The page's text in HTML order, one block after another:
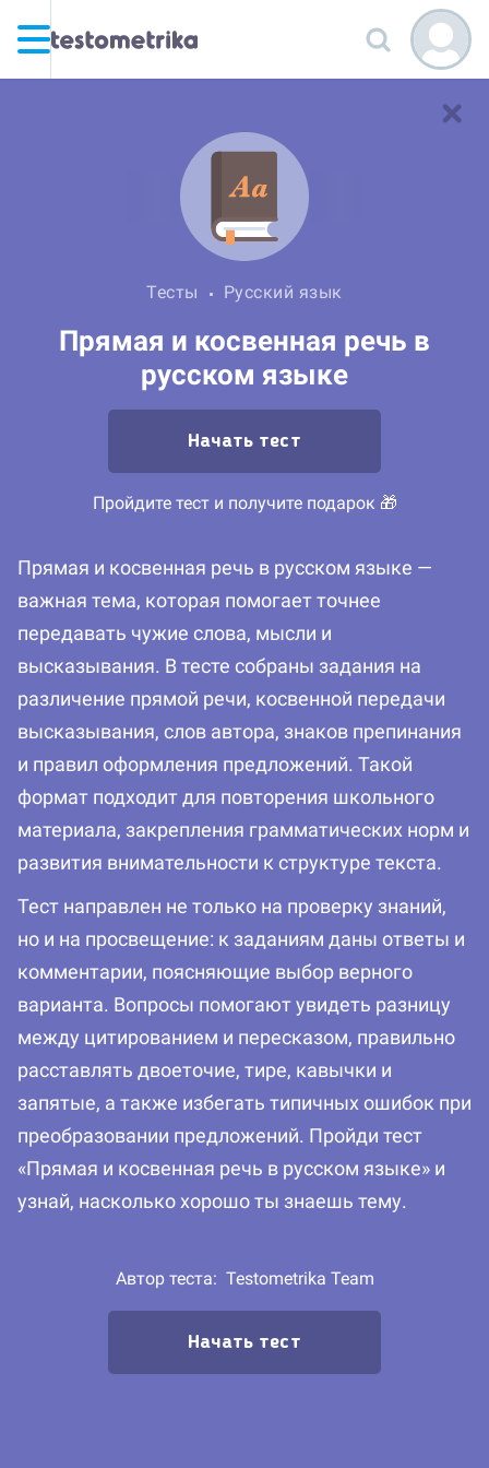
Тесты Русский язык
Прямая и косвенная речь в
русском языке
Начать тест
Пройдите тест и получите подарок 🎁
Прямая и косвенная речь в русском языке —
важная тема, которая помогает точнее
передавать чужие слова, мысли и
высказывания. В тесте собраны задания на
различение прямой речи, косвенной передачи
высказывания, слов автора, знаков препинания
и правил оформления предложений. Такой
формат подходит для повторения школьного
материала, закрепления грамматических норм и
развития внимательности к структуре текста.
Тест направлен не только на проверку знаний,
но и на просвещение: к заданиям даны ответы и
комментарии, поясняющие выбор верного
варианта. Вопросы помогают увидеть разницу
между цитированием и пересказом, правильно
расставлять двоеточие, тире, кавычки и
запятые, а также избегать типичных ошибок при
преобразовании предложений. Пройди тест
«Прямая и косвенная речь в русском языке» и
узнай, насколько хорошо ты знаешь тему.
Автор теста: Testometrika Team
Начать тест